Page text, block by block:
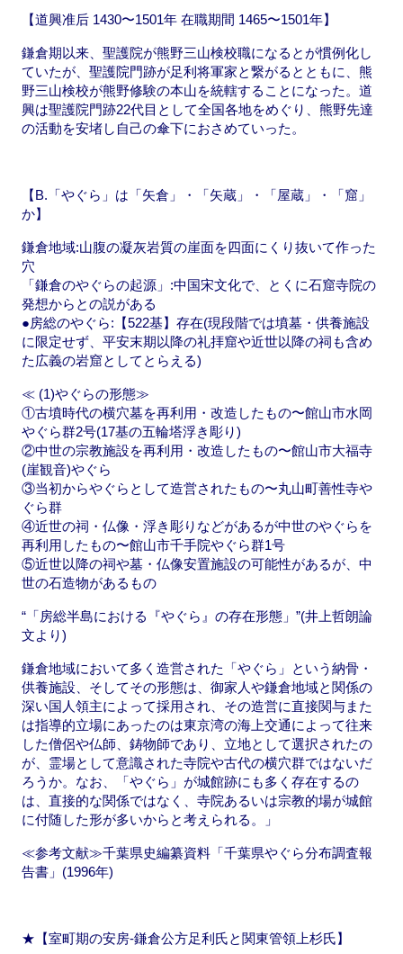
【道興准后 1430〜1501年 在職期間 1465〜1501年】
鎌倉期以来、聖護院が熊野三山検校職になるとが慣例化し
ていたが、聖護院門跡が足利将軍家と繋がるとともに、熊
野三山検校が熊野修験の本山を統轄することになった。道
興は聖護院門跡22代目として全国各地をめぐり、熊野先達
の活動を安堵し自己の傘下におさめていった。
【B.「やぐら」は「矢倉」・「矢蔵」・「屋蔵」・「窟」
か】
鎌倉地域:山腹の凝灰岩質の崖面を四面にくり抜いて作った
穴
「鎌倉のやぐらの起源」:中国宋文化で、とくに石窟寺院の
発想からとの説がある
●房総のやぐら:【522基】存在(現段階では墳墓・供養施設
に限定せず、平安末期以降の礼拝窟や近世以降の祠も含め
た広義の岩窟としてとらえる)
≪ (1)やぐらの形態≫
①古墳時代の横穴墓を再利用・改造したもの〜館山市水岡
やぐら群2号(17基の五輪塔浮き彫り)
②中世の宗教施設を再利用・改造したもの〜館山市大福寺
(崖観音)やぐら
③当初からやぐらとして造営されたもの〜丸山町善性寺や
ぐら群
④近世の祠・仏像・浮き彫りなどがあるが中世のやぐらを
再利用したもの〜館山市千手院やぐら群1号
⑤近世以降の祠や墓・仏像安置施設の可能性があるが、中
世の石造物があるもの
“「房総半島における『やぐら』の存在形態」”(井上哲朗論
文より)
鎌倉地域において多く造営された「やぐら」という納骨・
供養施設、そしてその形態は、御家人や鎌倉地域と関係の
深い国人領主によって採用され、その造営に直接関与また
は指導的立場にあったのは東京湾の海上交通によって往来
した僧侶や仏師、鋳物師であり、立地として選択されたの
が、霊場として意識された寺院や古代の横穴群ではないだ
ろうか。なお、「やぐら」が城館跡にも多く存在するの
は、直接的な関係ではなく、寺院あるいは宗教的場が城館
に付随した形が多いからと考えられる。」
≪参考文献≫千葉県史編纂資料「千葉県やぐら分布調査報
告書」(1996年)
★【室町期の安房-鎌倉公方足利氏と関東管領上杉氏】